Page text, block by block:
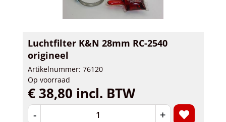
Luchtfilter K&N 28mm RC-2540
origineel
Artikelnummer: 76120
Op voorraad
€ 38,80 incl. BTW
- +